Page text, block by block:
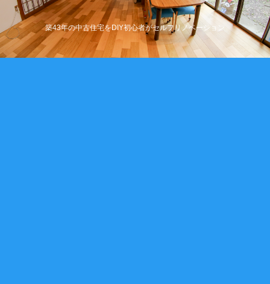
築43年の中古住宅をDIY初心者がセルフリノベーション